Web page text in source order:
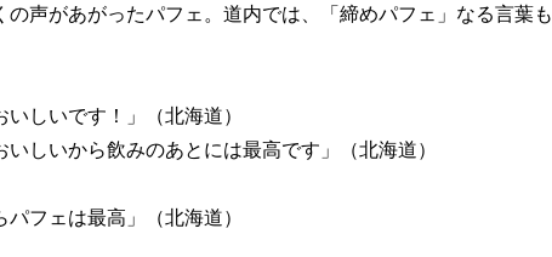
声があがったパフェ。道内では、「締めパフェ」なる言葉も
しいです！」（北海道）
しいから飲みのあとには最高です」（北海道）
フェは最高」（北海道）